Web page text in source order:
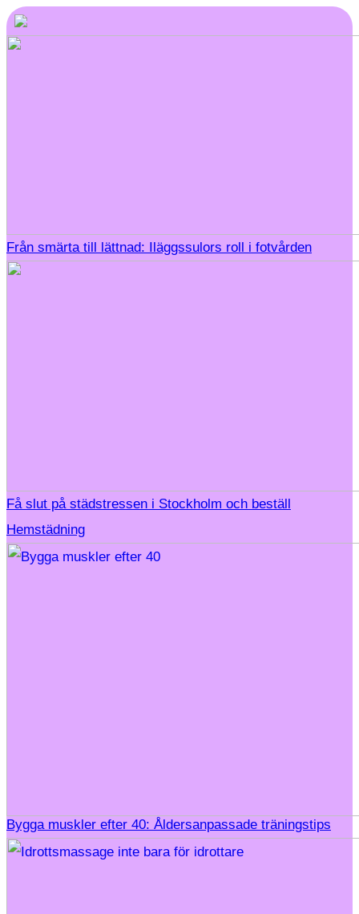
Från smärta till lättnad: Iläggssulors roll i fotvården
Få slut på städstressen i Stockholm och beställ
Hemstädning
Bygga muskler efter 40: Åldersanpassade träningstips